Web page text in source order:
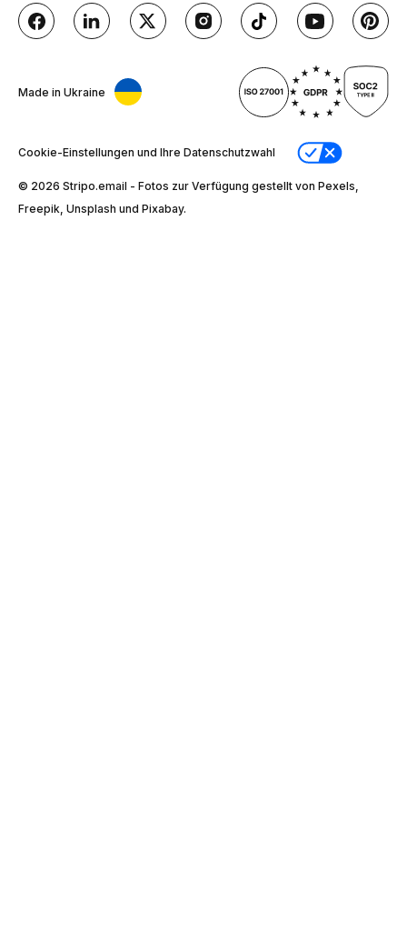
Made in Ukraine
Cookie-Einstellungen und Ihre Datenschutzwahl
© 2026 Stripо.email - Fotos zur Verfügung gestellt von Pexels,
Freepik, Unsplash und Pixabay.